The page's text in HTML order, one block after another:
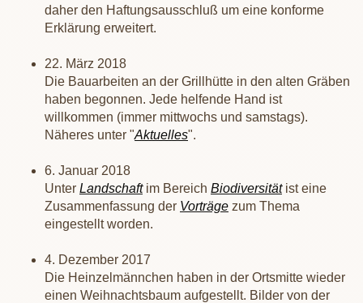
daher den Haftungsausschluß um eine konforme
Erklärung erweitert.
22. März 2018
Die Bauarbeiten an der Grillhütte in den alten Gräben
haben begonnen. Jede helfende Hand ist
willkommen (immer mittwochs und samstags).
Näheres unter "Aktuelles".
6. Januar 2018
Unter Landschaftim Bereich Biodiversitätist eine
Zusammenfassung der Vorträge zum Thema
eingestellt worden.
4. Dezember 2017
Die Heinzelmännchen haben in der Ortsmitte wieder
einen Weihnachtsbaum aufgestellt. Bilder von der